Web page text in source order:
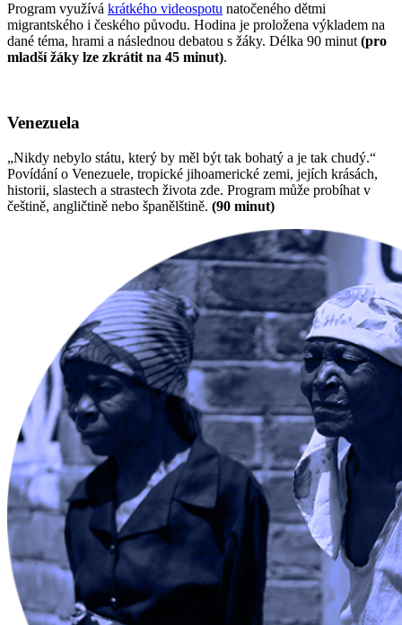
Program využívá krátkého videospotu natočeného dětmi
migrantského i českého původu. Hodina je proložena výkladem na
dané téma, hrami a následnou debatou s žáky. Délka 90 minut (pro
mladší žáky lze zkrátit na 45 minut).
Venezuela
„Nikdy nebylo státu, který by měl být tak bohatý a je tak chudý.“
Povídání o Venezuele, tropické jihoamerické zemi, jejích krásách,
historii, slastech a strastech života zde. Program může probíhat v
češtině, angličtině nebo španělštině. (90 minut)